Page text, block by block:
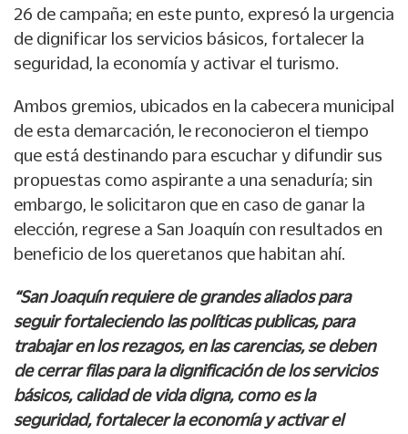
26 de campaña; en este punto, expresó la urgencia
de dignificar los servicios básicos, fortalecer la
seguridad, la economía y activar el turismo.
Ambos gremios, ubicados en la cabecera municipal
de esta demarcación, le reconocieron el tiempo
que está destinando para escuchar y difundir sus
propuestas como aspirante a una senaduría; sin
embargo, le solicitaron que en caso de ganar la
elección, regrese a San Joaquín con resultados en
beneficio de los queretanos que habitan ahí.
“San Joaquín requiere de grandes aliados para
seguir fortaleciendo las políticas publicas, para
trabajar en los rezagos, en las carencias, se deben
de cerrar filas para la dignificación de los servicios
básicos, calidad de vida digna, como es la
seguridad, fortalecer la economía y activar el